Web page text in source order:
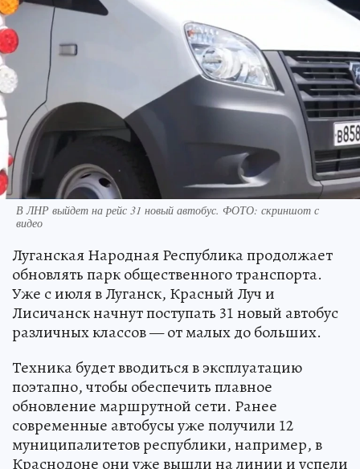
В ЛНР выйдет на рейс 31 новый автобус. ФОТО: скриншот с
видео
Луганская Народная Республика продолжает
обновлять парк общественного транспорта.
Уже с июля в Луганск, Красный Луч и
Лисичанск начнут поступать 31 новый автобус
различных классов — от малых до больших.
Техника будет вводиться в эксплуатацию
поэтапно, чтобы обеспечить плавное
обновление маршрутной сети. Ранее
современные автобусы уже получили 12
муниципалитетов республики, например, в
Краснодоне они уже вышли на линии и успели